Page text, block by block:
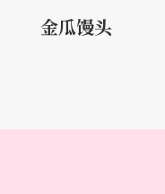
金瓜馒头